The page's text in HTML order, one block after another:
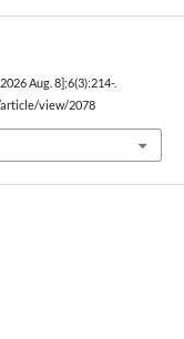
Aug. 8];6(3):214-.
view/2078